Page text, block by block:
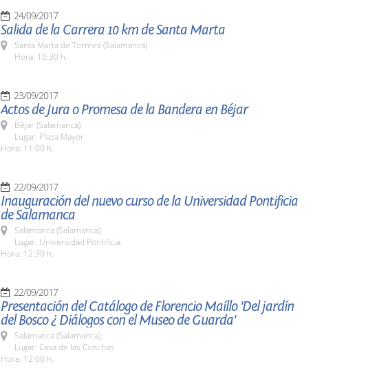
24/09/2017
Salida de la Carrera 10 km de Santa Marta
Santa Marta de Tormes (Salamanca)
Hora: 10:30 h.
23/09/2017
Actos de Jura o Promesa de la Bandera en Béjar
Béjar (Salamanca)
Lugar: Plaza Mayor
Hora: 11:00 h.
22/09/2017
Inauguración del nuevo curso de la Universidad Pontificia
de Salamanca
Salamanca (Salamanca)
Lugar: Universidad Pontificia
Hora: 12:30 h.
22/09/2017
Presentación del Catálogo de Florencio Maíllo 'Del jardín
del Bosco ¿ Diálogos con el Museo de Guarda'
Salamanca (Salamanca)
Lugar: Casa de las Conchas
Hora: 12:00 h.